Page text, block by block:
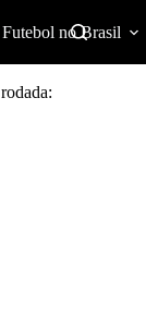
Futebol no Brasil